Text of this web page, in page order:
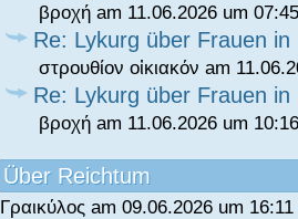
βροχή am 11.06.2026 um
Re: Lykurg über Frauen in
στρουθίον οἰκιακόν am
Re: Lykurg über Frauen in
βροχή am 11.06.2026 um
Über Reichtum
Γραικύλος am 09.06.2026 um